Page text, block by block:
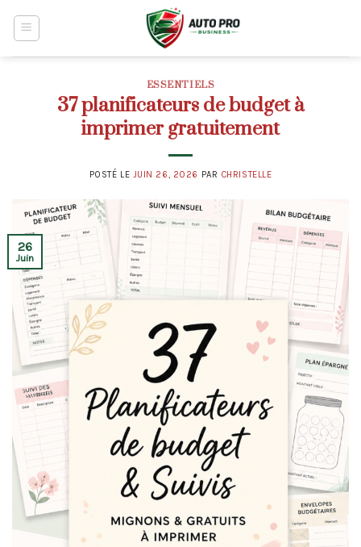
ESSENTIELS
37 planificateurs de budget à
imprimer gratuitement
POSTÉ LE JUIN 26, 2026 PAR CHRISTELLE
26
Juin